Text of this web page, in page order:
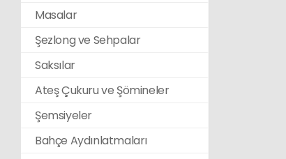
Masalar
Şezlong ve Sehpalar
Saksılar
Ateş Çukuru ve Şömineler
Şemsiyeler
Bahçe Aydınlatmaları